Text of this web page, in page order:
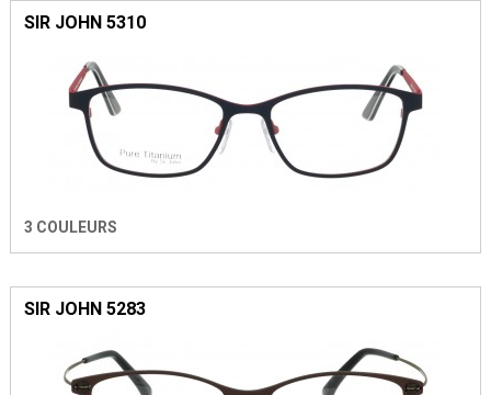
SIR JOHN 5310
3 COULEURS
SIR JOHN 5283